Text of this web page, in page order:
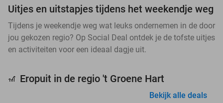
Uitjes en uitstapjes tijdens het weekendje weg
Tijdens je weekendje weg wat leuks ondernemen in de door
jou gekozen regio? Op Social Deal ontdek je de tofste uitjes
en activiteiten voor een ideaal dagje uit.
🎢 Eropuit in de regio 't Groene Hart
Bekijk alle deals